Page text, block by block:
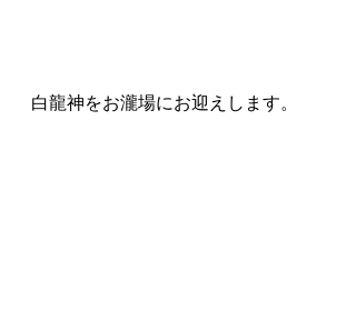
白龍神をお瀧場にお迎えします。